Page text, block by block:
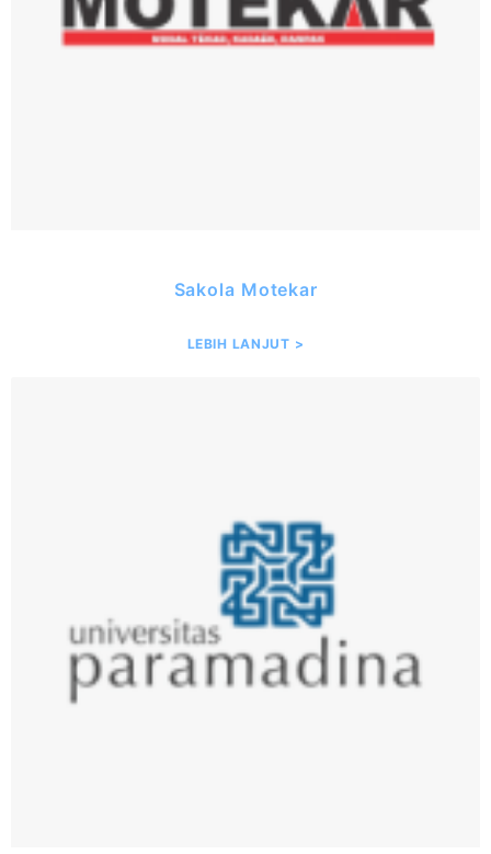
Sakola Motekar
LEBIH LANJUT >